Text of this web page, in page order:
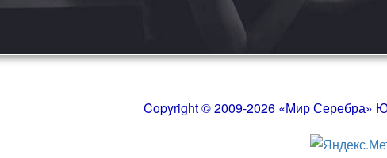
Copyright © 2009-2026 «Мир Серебра»